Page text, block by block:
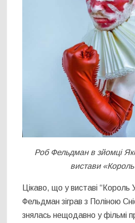
Роб Фельдман в зйомці
вистави
Цікаво, що у виставі
Фельдман зіграв з Поліною
знялась нещодавно у фільмі